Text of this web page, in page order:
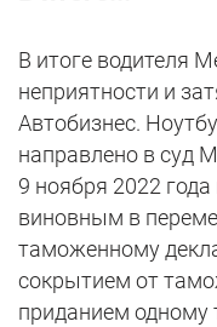
В итоге водителя
неприятности и
Автобизнес.
направлено в суд
9 ноября 2022
виновным в
таможенному
сокрытием от
приданием одному